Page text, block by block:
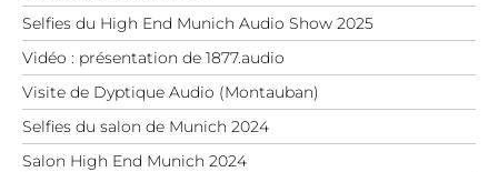
Selfies du High End Munich Audio Show 2025
Vidéo : présentation de 1877.audio
Visite de Dyptique Audio (Montauban)
Selfies du salon de Munich 2024
Salon High End Munich 2024